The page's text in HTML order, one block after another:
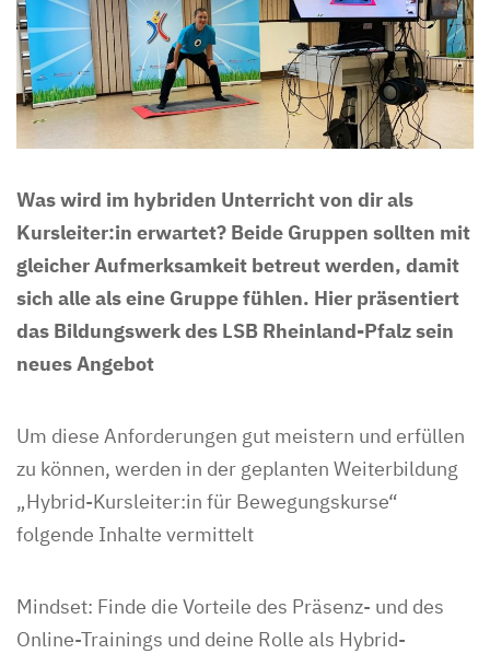
Was wird im hybriden Unterricht von dir als
Kursleiter:in erwartet? Beide Gruppen sollten mit
gleicher Aufmerksamkeit betreut werden, damit
sich alle als eine Gruppe fühlen. Hier präsentiert
das Bildungswerk des LSB Rheinland-Pfalz sein
neues Angebot
Um diese Anforderungen gut meistern und erfüllen
zu können, werden in der geplanten Weiterbildung
„Hybrid-Kursleiter:in für Bewegungskurse“
folgende Inhalte vermittelt
Mindset: Finde die Vorteile des Präsenz- und des
Online-Trainings und deine Rolle als Hybrid-